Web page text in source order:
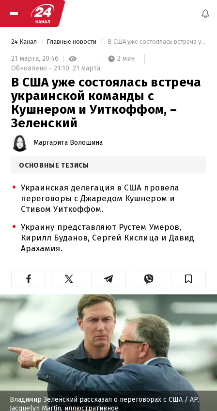
24 Канал Главные новости В США уже состоялась встреча украинской команды с Кушнером и Уиткоффом, – Зеленский
21 марта, 20:46
2 мин
Обновлено - 21:10, 21 марта
В США уже состоялась встреча
украинской команды с
Кушнером и Уиткоффом, –
Зеленский
Маргарита Волошина
ОСНОВНЫЕ ТЕЗИСЫ
Украинская делегация в США провела
переговоры с Джаредом Кушнером и
Стивом Уиткоффом.
Украину представляют Рустем Умеров,
Кирилл Буданов, Сергей Кислица и Давид
Арахамия.
Владимир Зеленский рассказал о переговорах с США / AP,
Jacquelyn Martin, иллюстративное